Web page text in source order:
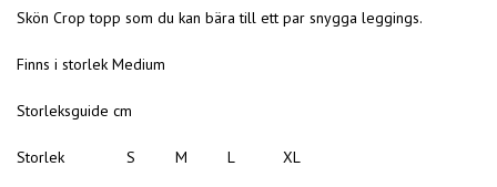
Skön Crop topp som du kan bära till ett par snygga leggings.
Finns i storlek Medium
Storleksguide cm
Storlek S M L XL